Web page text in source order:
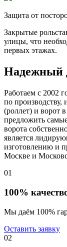
Защита от
Закрытые
улицы, что
первых этажах.
Надежный
Работаем с 2002
по производству,
(роллет) и ворот
предложить
ворота
является
изготовлению и
Москве и
01
100%
Мы даём 100%
Оставить заявку
02